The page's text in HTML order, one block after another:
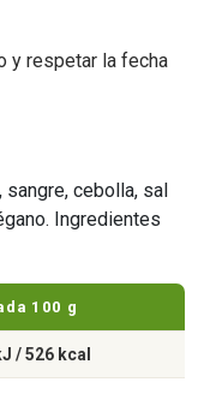
y respetar la fecha
sangre, cebolla, sal
Ingredientes
100 g
/ 526 kcal